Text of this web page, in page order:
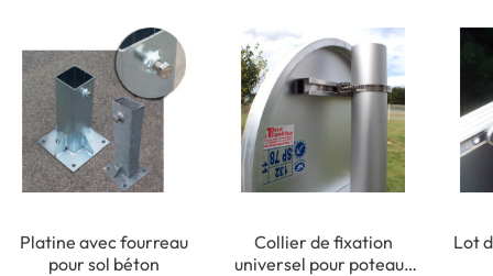
Platine avec fourreau
pour sol béton
Collier de fixation
universel pour poteaux
Lot